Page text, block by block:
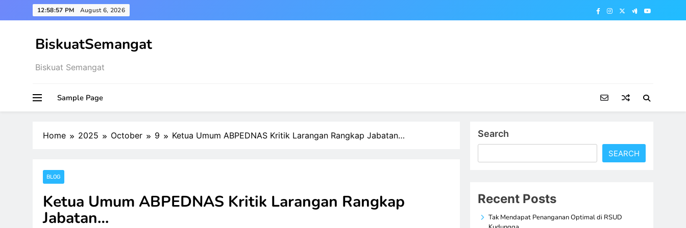
to
12:58:58 PM August 6, 2026
BiskuatSemangat
Biskuat Semangat
Sample Page
Home 2025 October 9 Ketua Umum ABPEDNAS Kritik Larangan Rangkap Jabatan…
BLOG
Ketua Umum ABPEDNAS Kritik Larangan Rangkap
Jabatan…
Search
SEARCH
Recent Posts
Tak Mendapat Penanganan Optimal di RSUD